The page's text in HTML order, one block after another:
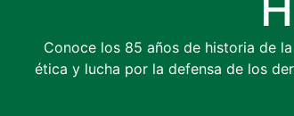
Conoce los 85 años de historia de
ética y lucha por la defensa de los